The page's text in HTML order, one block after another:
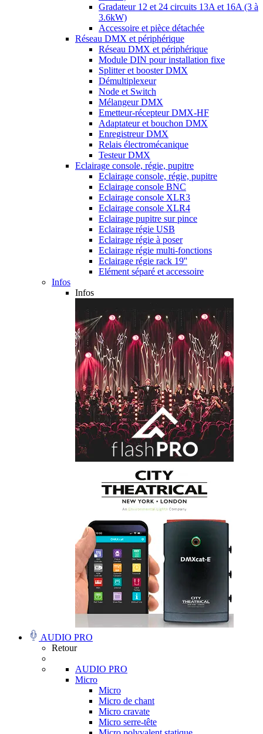
Gradateur 12 et 24 circuits 13A et 16A (3 à
3.6kW)
Accessoire et pièce détachée
Réseau DMX et périphérique
Réseau DMX et périphérique
Module DIN pour installation fixe
Splitter et booster DMX
Démultiplexeur
Node et Switch
Mélangeur DMX
Emetteur-récepteur DMX-HF
Adaptateur et bouchon DMX
Enregistreur DMX
Relais électromécanique
Testeur DMX
Eclairage console, régie, pupitre
Eclairage console, régie, pupitre
Eclairage console BNC
Eclairage console XLR3
Eclairage console XLR4
Eclairage pupitre sur pince
Eclairage régie USB
Eclairage régie à poser
Eclairage régie multi-fonctions
Eclairage régie rack 19''
Elément séparé et accessoire
Infos
Infos
AUDIO PRO
Retour
AUDIO PRO
Micro
Micro
Micro de chant
Micro cravate
Micro serre-tête